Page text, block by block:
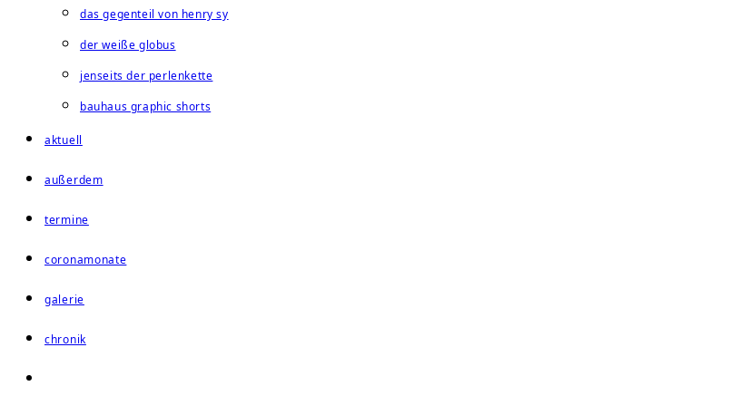
das gegenteil von henry sy
der weiße globus
jenseits der perlenkette
bauhaus graphic shorts
aktuell
außerdem
termine
coronamonate
galerie
chronik